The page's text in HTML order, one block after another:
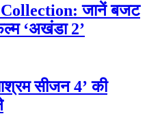
जानें बजट
‘अखंडा 2’
सीजन 4’ की